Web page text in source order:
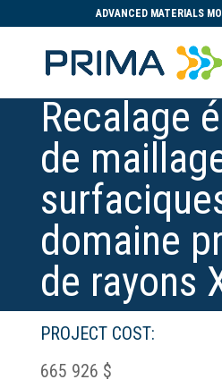
ADVANCED MATERIALS
Recalage
de
domaine
de rayons
PROJECT COST:
665 926 $